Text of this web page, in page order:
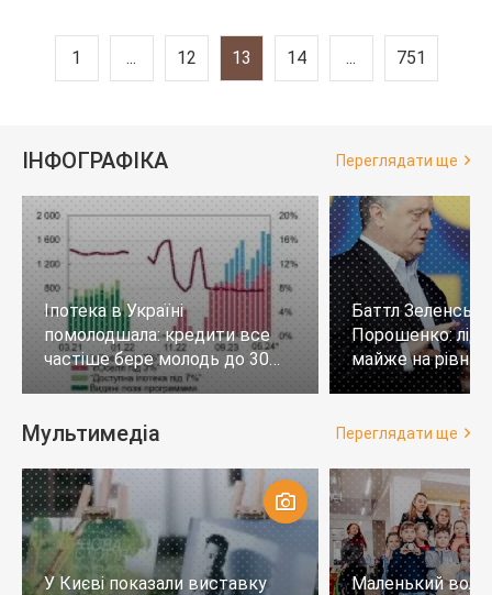
1 ... 12 13 14 ... 751
ІНФОГРАФІКА Переглядати ще
Іпотека в Україні
помолодшала: кредити все
частіше бере молодь до 30
років
Баттл
Порошенко:
майже на
тих, хто не
Мультимедіа Переглядати ще
У Києві показали виставку
Маленький